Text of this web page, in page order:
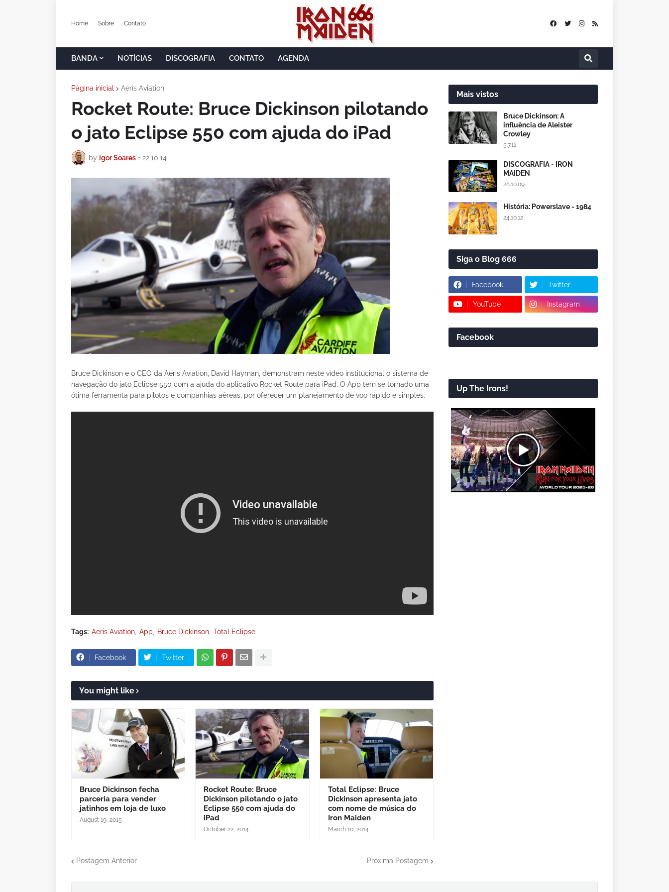
Home Sobre Contato
BANDA NOTÍCIAS DISCOGRAFIA CONTATO AGENDA
Página inicial Aeris Aviation
Rocket Route: Bruce Dickinson pilotando
o jato Eclipse 550 com ajuda do iPad
by Igor Soares • 22.10.14
Bruce Dickinson e o CEO da Aeris Aviation, David Hayman, demonstram neste vídeo institucional o sistema de
navegação do jato Eclipse 550 com a ajuda do aplicativo Rocket Route para iPad. O App tem se tornado uma
ótima ferramenta para pilotos e companhias aéreas, por oferecer um planejamento de voo rápido e simples.
Tags: Aeris Aviation App Bruce Dickinson Total Eclipse
Facebook Twitter
You might like
Bruce Dickinson fecha
parceria para vender
jatinhos em loja de luxo
August 19, 2015
Rocket Route: Bruce
Dickinson pilotando o jato
Eclipse 550 com ajuda do
iPad
October 22, 2014
Total Eclipse: Bruce
Dickinson apresenta jato
com nome de música do
Iron Maiden
March 10, 2014
Postagem Anterior Próxima Postagem
Mais vistos
Bruce Dickinson: A
influência de Aleister
Crowley
5.7.11
DISCOGRAFIA - IRON
MAIDEN
28.10.09
História: Powerslave - 1984
24.10.12
Siga o Blog 666
Facebook Twitter
YouTube Instagram
Facebook
Up The Irons!